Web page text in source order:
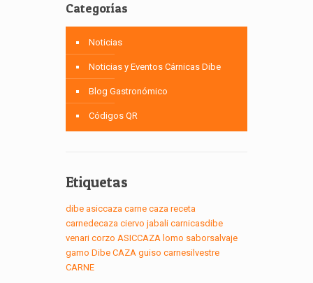
Categorías
Noticias
Noticias y Eventos Cárnicas Dibe
Blog Gastronómico
Códigos QR
Etiquetas
dibe asiccaza carne caza receta
carnedecaza ciervo jabali carnicasdibe
venari corzo ASICCAZA lomo saborsalvaje
gamo Dibe CAZA guiso carnesilvestre
CARNE